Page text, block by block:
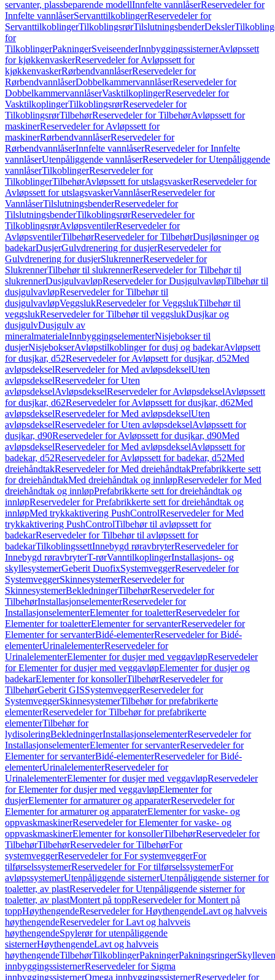
servanter, plassbeparende modellInnfelte vannlåserReservedeler for
Innfelte vannlåserServanttilkoblingerReservedeler for
ServanttilkoblingerTilkoblingsrørTilslutningsbenderDeksler
for
TilkoblingerPakningerSveiseenderInnbyggingssisternerAvløpssett
for kjøkkenvaskerReservedeler for Avløpssett for
kjøkkenvaskerRørbendvannlåserReservedeler for
RørbendvannlåserDobbelkammervannlåserReservedeler for
DobbelkammervannlåserVasktilkoplingerReservedeler for
VasktilkoplingerTilkoblingsrørReservedeler for
TilkoblingsrørTilbehørReservedeler for TilbehørAvløpssett for
maskinerReservedeler for Avløpssett for
maskinerRørbendvannlåserReservedeler for
RørbendvannlåserInnfelte vannlåserReservedeler for Innfelte
vannlåserUtenpåliggende vannlåserReservedeler for Utenpåliggende
vannlåserTilkoblingerReservedeler for
TilkoblingerTilbehørAvløpssett for utslagsvaskerReservedeler for
Avløpssett for utslagsvaskerVannlåserReservedeler for
VannlåserTilslutningsbenderReservedeler for
TilslutningsbenderTilkoblingsrørReservedeler for
TilkoblingsrørAvløpsventilerReservedeler for
AvløpsventilerTilbehørReservedeler for TilbehørDusjløsninger og
badekarDusjerGulvdrenering for dusjerReservedeler for
Gulvdrenering for dusjerSlukrennerReservedeler for
SlukrennerTilbehør til slukrennerReservedeler for Tilbehør til
slukrennerDusjgulvavløpReservedeler for DusjgulvavløpTilbehør til
dusjgulvavløpReservedeler for Tilbehør til
dusjgulvavløpVeggslukReservedeler for VeggslukTilbehør til
veggslukReservedeler for Tilbehør til veggslukDusjkar og
dusjgulvDusjgulv av
mineralmaterialeInnbyggingselementerNisjebokser til
dusjerNisjebokserAvløpstilkoblinger for dusj og badekarAvløpsett
for dusjkar, d52Reservedeler for Avløpsett for dusjkar, d52Med
avløpsdekselReservedeler for Med avløpsdekselUten
avløpsdekselReservedeler for Uten
avløpsdekselAvløpsdekselReservedeler for AvløpsdekselAvløpssett
for dusjkar, d62Reservedeler for Avløpssett for dusjkar, d62Med
avløpsdekselReservedeler for Med avløpsdekselUten
avløpsdekselReservedeler for Uten avløpsdekselAvløpssett for
dusjkar, d90Reservedeler for Avløpssett for dusjkar, d90Med
avløpsdekselReservedeler for Med avløpsdekselAvløpssett for
badekar, d52Reservedeler for Avløpssett for badekar, d52Med
dreiehåndtakReservedeler for Med dreiehåndtakPrefabrikkerte sett
for dreiehåndtakMed dreiehåndtak og innløpReservedeler for Med
dreiehåndtak og innløpPrefabrikkerte sett for dreiehåndtak og
innløpReservedeler for Prefabrikkerte sett for dreiehåndtak og
innløpMed trykkaktivering PushControlReservedeler for Med
trykkaktivering PushControlTilbehør til avløpssett for
badekarReservedeler for Tilbehør til avløpssett for
badekarTilkoblingssettInnebygd røravbryterReservedeler for
Innebygd røravbryterT-rørVanntilkoplingerInstallasjons- og
skyllesystemerGeberit DuofixSystemveggerReservedeler for
SystemveggerSkinnesystemerReservedeler for
SkinnesystemerBekledningerTilbehørReservedeler for
TilbehørInstallasjonselementerReservedeler for
InstallasjonselementerElementer for toaletterReservedeler for
Elementer for toaletterElementer for servanterReservedeler for
Elementer for servanterBidé-elementerReservedeler for Bidé-
elementerUrinalelementerReservedeler for
UrinalelementerElementer for dusjer med veggavløpReservedeler
for Elementer for dusjer med veggavløpElementer for dusjer og
badekarElementer for konsollerTilbehørReservedeler for
TilbehørGeberit GISSystemveggerReservedeler for
SystemveggerSkinnesystemerTilbehør for prefabrikerte
elementerReservedeler for Tilbehør for prefabrikerte
elementerTilbehør for
lydisoleringBekledningerInstallasjonselementerReservedeler for
InstallasjonselementerElementer for servanterReservedeler for
Elementer for servanterBidé-elementerReservedeler for Bidé-
elementerUrinalelementerReservedeler for
UrinalelementerElementer for dusjer med veggavløpReservedeler
for Elementer for dusjer med veggavløpElementer for
dusjerElementer for armaturer og apparaterReservedeler for
Elementer for armaturer og apparaterElementer for vaske- og
oppvaskmaskinerReservedeler for Elementer for vaske- og
oppvaskmaskinerElementer for konsollerTilbehørReservedeler for
TilbehørTilbehørReservedeler for TilbehørFor
systemveggerReservedeler for For systemveggerFor
tilførselssystemerReservedeler for For tilførselssystemerFor
avløpssystemerUtenpåliggende sisternerUtenpåliggende sisterner for
toaletter, av plastReservedeler for Utenpåliggende sisterner for
toaletter, av plastMontert på toppReservedeler for Montert på
toppHøythengendeReservedeler for HøythengendeLavt og halvveis
høythengendeReservedeler for Lavt og halvveis
høythengendeSpylerør for utenpåliggende
sisternerHøythengendeLavt og halvveis
høythengendeTilbehørTilkoblingerPakningerPakningsringer
innbyggingssisternerReservedeler for Sigma
innbyggingssisternerOmega innbyggingssisternerReservedeler for